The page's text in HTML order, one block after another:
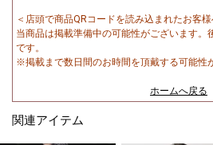
＜店頭で商品QRコードを読み込まれたお客様
当商品は掲載準備中の可能性がございます。
です。
※掲載まで数日間のお時間を頂戴する可能性
ホームへ戻る
関連アイテム